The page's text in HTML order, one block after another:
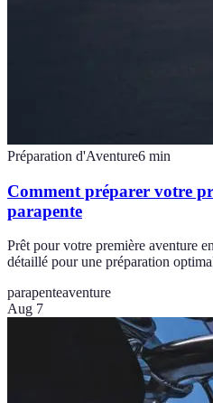
Préparation d'Aventure6 min
Comment préparer votre
parapente
Prêt pour votre première aventure
détaillé pour une préparation
parapenteaventure
Aug 7